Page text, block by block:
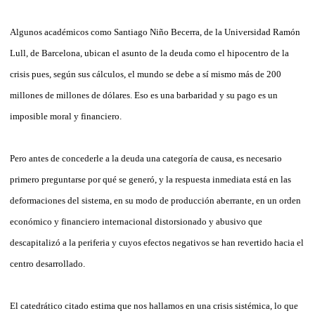
Algunos académicos como Santiago Niño Becerra, de la Universidad Ramón
Lull, de Barcelona, ubican el asunto de la deuda como el hipocentro de la
crisis pues, según sus cálculos, el mundo se debe a sí mismo más de 200
millones de millones de dólares. Eso es una barbaridad y su pago es un
imposible moral y financiero.
Pero antes de concederle a la deuda una categoría de causa, es necesario
primero preguntarse por qué se generó, y la respuesta inmediata está en las
deformaciones del sistema, en su modo de producción aberrante, en un orden
económico y financiero internacional distorsionado y abusivo que
descapitalizó a la periferia y cuyos efectos negativos se han revertido hacia el
centro desarrollado.
El catedrático citado estima que nos hallamos en una crisis sistémica, lo que